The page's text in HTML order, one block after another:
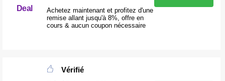
Deal
Achetez maintenant et profitez d'une
remise allant jusqu'à 8%, offre en
cours & aucun coupon nécessaire
Vérifié